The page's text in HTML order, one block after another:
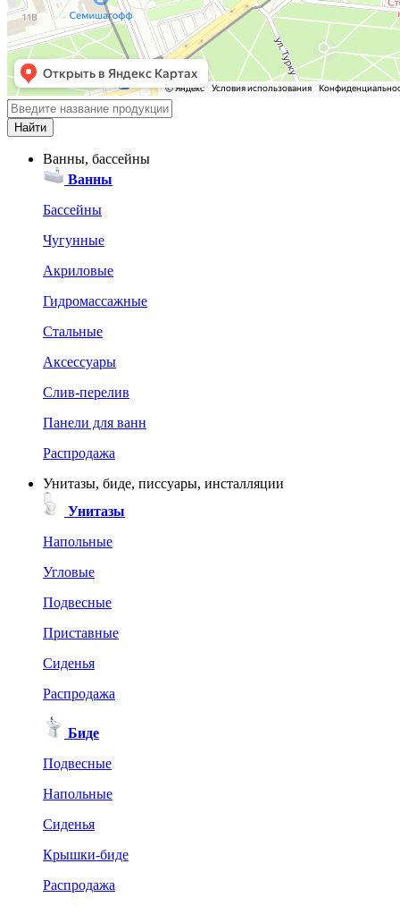
Ванны, бассейны
Ванны
Бассейны
Чугунные
Акриловые
Гидромассажные
Стальные
Аксессуары
Слив-перелив
Панели для ванн
Распродажа
Унитазы, биде, писсуары, инсталляции
Унитазы
Напольные
Угловые
Подвесные
Приставные
Сиденья
Распродажа
Биде
Подвесные
Напольные
Сиденья
Крышки-биде
Распродажа